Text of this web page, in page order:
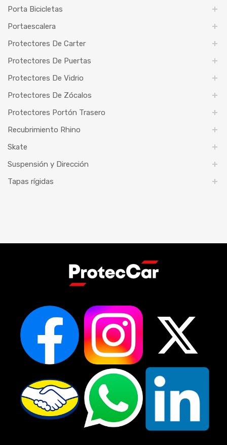
Porta Bicicletas
Portaescalera
Protectores De Carter
Protectores De Puertas
Protectores De Vidrio
Protectores De Zócalos
Protectores Portón Trasero
Recubrimiento Rhino
Skate
Suspensión y Dirección
Tapas rígidas